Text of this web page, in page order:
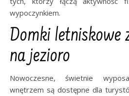
wypoczynkiem.
Domki letniskowe
na jezioro
Nowoczesne, świetnie
wnętrzem są dostępne dla